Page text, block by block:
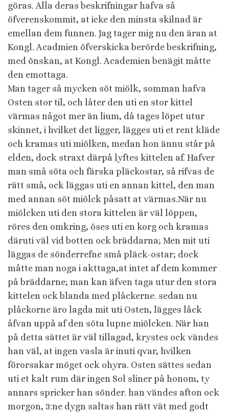
göras. Alla deras beskrifningar hafva så
öfverenskommit, at icke den minsta skilnad är
emellan dem funnen. Jag tager mig nu den äran at
Kongl. Acadmien öfverskicka berörde beskrifning,
med önskan, at Kongl. Academien benägit måtte
den emottaga.
Man tager så mycken söt miölk, somman hafva
Osten stor til, och låter den uti en stor kittel
värmas något mer än lium, då tages löpet utur
skinnet, i hvilket det ligger, lägges uti et rent kläde
och kramas uti miölken, medan hon ännu står på
elden, dock straxt därpå lyftes kittelen af. Hafver
man små söta och färska pläckostar, så rifvas de
rätt små, ock läggas uti en annan kittel, den man
med annan söt miölck påsatt at värmas.När nu
miölcken uti den stora kittelen är väl löppen,
röres den omkring, öses uti en korg och kramas
däruti väl vid botten ock bräddarna; Men mit uti
läggas de sönderrefne små pläck-ostar; dock
måtte man noga i akttaga,at intet af dem kommer
på bräddarne; man kan äfven taga utur den stora
kittelen ock blanda med plåckerne. sedan nu
plåckorne äro lagda mit uti Osten, lägges låck
åfvan uppå af den söta lupne miölcken. När han
på detta sättet är väl tillagad, krystes ock vändes
han väl, at ingen vasla är inuti qvar, hvilken
förorsakar möget ock ohyra. Osten sättes sedan
uti et kalt rum där ingen Sol sliner på honom, ty
annars spricker han sönder. han vändes afton ock
morgon, 3:ne dygn saltas han rätt vät med godt